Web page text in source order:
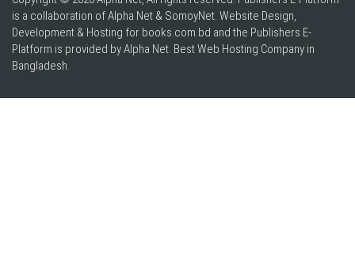
is a collaboration of Alpha Net & SomoyNet. Website Design,
Development & Hosting for books.com.bd and the Publishers E-
Platform is provided by Alpha Net. BestWeb Hosting Company in
Bangladesh.